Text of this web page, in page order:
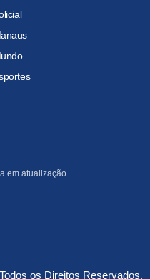
em atualização
os Direitos Reservados.